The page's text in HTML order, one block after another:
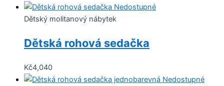
Nedostupné
Dětský molitanový nábytek
Dětská rohová sedačka
Kč4,040
Nedostupné